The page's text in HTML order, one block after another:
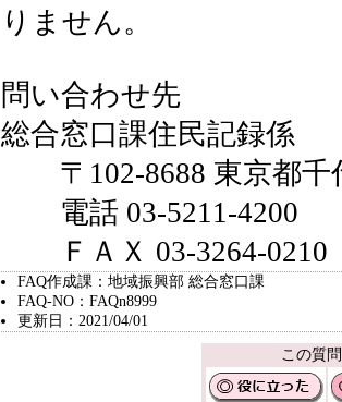
りません。
問い合わせ先
総合窓口課住民記録係
〒102-8688 東京都千
電話 03-5211-4200
ＦＡＸ 03-3264-0210
FAQ作成課：地域振興部 総合窓口課
FAQ-NO：FAQn8999
更新日：2021/04/01
この質